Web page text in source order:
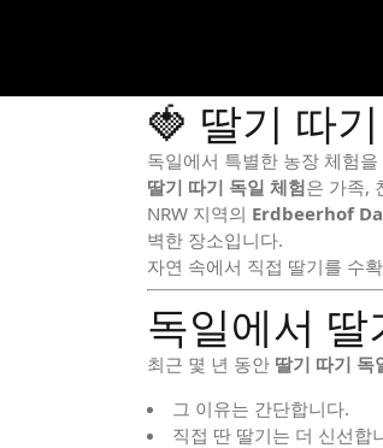
🍓 딸기 따
독일에서 특별한 농장 체험
딸기 따기 독일 체험은 가족,
NRW 지역의 Erdbeerhof
벽한 장소입니다.
자연 속에서 직접 딸기를 수
독일에서
최근 몇 년 동안 딸기 따기 독
그 이유는 간단합니다.
직접 딴 딸기는 더 신선합